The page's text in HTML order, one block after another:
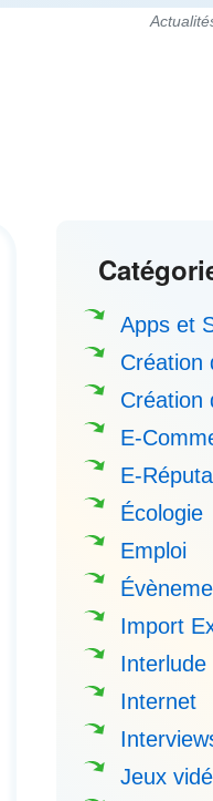
Apps et
Création
Création
E-
E-
Écologie
Emploi
Import
Interlude
Internet
Jeux